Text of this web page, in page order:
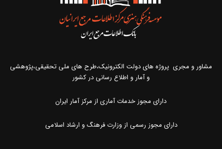
مشاور و مجری پروژه های دولت الکترونیک،طرح های ملی تحقیقی،پژوهشی
و آمار و اطلاع رسانی در کشور
دارای مجوز خدمات آماری از مرکز آمار ایران
دارای مجوز رسمی از وزارت فرهنگ و ارشاد اسلامی